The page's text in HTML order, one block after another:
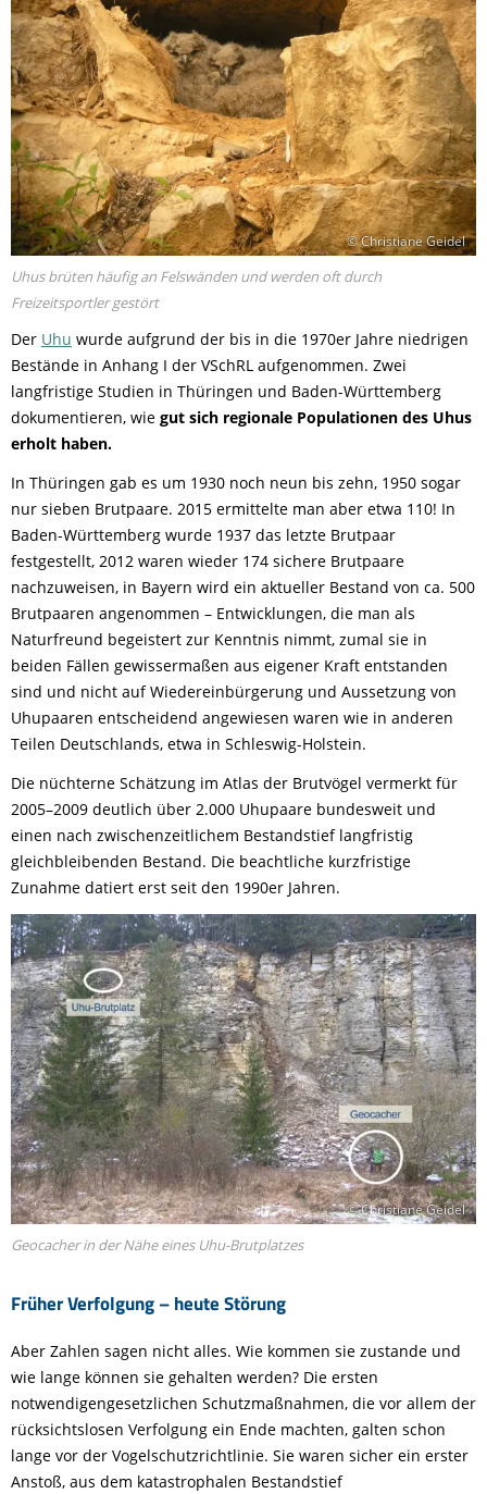
© Christiane Geidel
Uhus brüten häufig an Felswänden und werden oft durch
Freizeitsportler gestört
Der Uhu wurde aufgrund der bis in die 1970er Jahre niedrigen
Bestände in Anhang I der VSchRL aufgenommen. Zwei
langfristige Studien in Thüringen und Baden-Württemberg
dokumentieren, wie gut sich regionale Populationen des Uhus
erholt haben.
In Thüringen gab es um 1930 noch neun bis zehn, 1950 sogar
nur sieben Brutpaare. 2015 ermittelte man aber etwa 110! In
Baden-Württemberg wurde 1937 das letzte Brutpaar
festgestellt, 2012 waren wieder 174 sichere Brutpaare
nachzuweisen, in Bayern wird ein aktueller Bestand von ca. 500
Brutpaaren angenommen – Entwicklungen, die man als
Naturfreund begeistert zur Kenntnis nimmt, zumal sie in
beiden Fällen gewissermaßen aus eigener Kraft entstanden
sind und nicht auf Wiedereinbürgerung und Aussetzung von
Uhupaaren entscheidend angewiesen waren wie in anderen
Teilen Deutschlands, etwa in Schleswig-Holstein.
Die nüchterne Schätzung im Atlas der Brutvögel vermerkt für
2005–2009 deutlich über 2.000 Uhupaare bundesweit und
einen nach zwischenzeitlichem Bestandstief langfristig
gleichbleibenden Bestand. Die beachtliche kurzfristige
Zunahme datiert erst seit den 1990er Jahren.
Früher Verfolgung – heute Störung
© Christiane Geidel
Geocacher in der Nähe eines Uhu-Brutplatzes
Aber Zahlen sagen nicht alles. Wie kommen sie zustande und
wie lange können sie gehalten werden? Die ersten
notwendigengesetzlichen Schutzmaßnahmen, die vor allem der
rücksichtslosen Verfolgung ein Ende machten, galten schon
lange vor der Vogelschutzrichtlinie. Sie waren sicher ein erster
Anstoß, aus dem katastrophalen Bestandstief